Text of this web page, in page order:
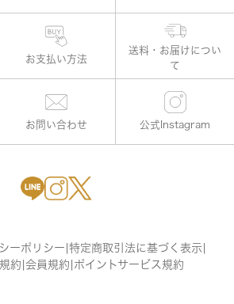
お支払い方法
お問い合わせ 公式Instagram
ーポリシー 特定商取引法に基づく表示
約 会員規約 ポイントサービス規約